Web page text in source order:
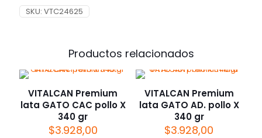
SKU: VTC24625
Productos relacionados
VITALCAN Premium
lata GATO CAC pollo X
340 gr
$3.928,00
VITALCAN Premium
lata GATO AD. pollo X
340 gr
$3.928,00